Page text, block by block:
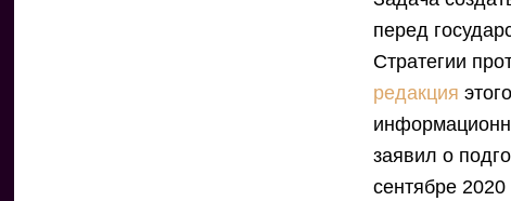
перед
Стратегии
редакция
заявил о
сентябре